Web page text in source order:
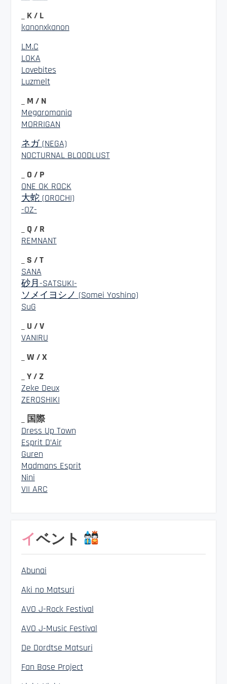
_ K / L
kanonxkanon
LM.C
LOKA
Lovebites
Luzmelt
_ M / N
Megaromania
MORRIGAN
ネガ (NEGA)
NOCTURNAL BLOODLUST
_ O / P
ONE OK ROCK
大蛇 (OROCHI)
-OZ-
_ Q / R
REMNANT
_ S / T
SANA
砂月-SATSUKI-
ソメイヨシノ (Somei Yoshino)
SuG
_ U / V
VANIRU
_ W / X
_ Y / Z
Zeke Deux
ZEROSHIKI
_ 国際
Dress Up Town
Esprit D’Air
Guren
Madmans Esprit
Nini
VII ARC
イベント
Abunai
Aki no Matsuri
AVO J-Rock Festival
AVO J-Music Festival
De Dordtse Matsuri
Fan Base Project